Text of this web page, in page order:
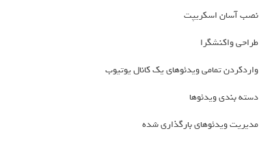
نصب آسان اسکریپت
طراحی واکنشگرا
واردکردن تمامی ویدئو‌های یک کانال یوتیوب
دسته بندی ویدئوها
مدیریت ویدئوهای بارگذاری شده